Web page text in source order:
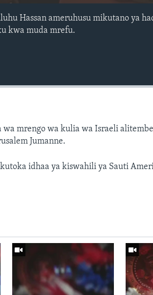
Hassan ameruhusu mikutano ya
kwa muda mrefu.
mrengo wa kulia wa Israeli
Jumanne.
idhaa ya kiswahili ya Sauti